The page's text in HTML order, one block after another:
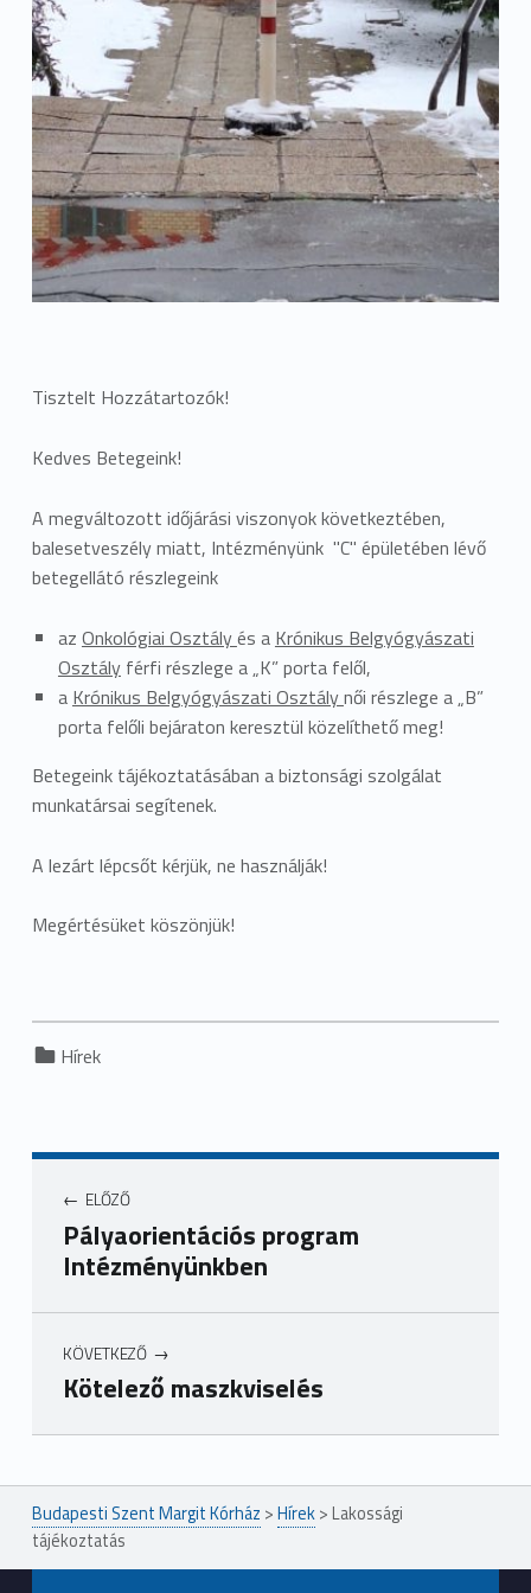
Tisztelt Hozzátartozók!
Kedves Betegeink!
A megváltozott időjárási viszonyok következtében,
balesetveszély miatt, Intézményünk "C" épületében lévő
betegellátó részlegeink
az Onkológiai Osztályés a Krónikus Belgyógyászati
Osztályférfi részlege a „K” porta felől,
a Krónikus Belgyógyászati Osztálynői részlege a „B”
porta felőli bejáraton keresztül közelíthető meg!
Betegeink tájékoztatásában a biztonsági szolgálat
munkatársai segítenek.
A lezárt lépcsőt kérjük, ne használják!
Megértésüket köszönjük!
Categorized in:
Hírek
ELŐZŐ
Pályaorientációs program
Intézményünkben
KÖVETKEZŐ
Kötelező maszkviselés
Ugrás a főmenühöz
Budapesti Szent Margit Kórház >Hírek> Lakossági
tájékoztatás